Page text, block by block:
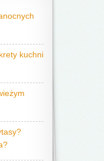
kuchni